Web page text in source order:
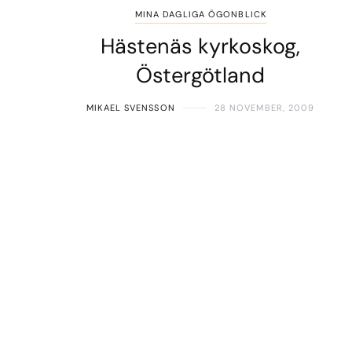
MINA DAGLIGA ÖGONBLICK
Hästenäs kyrkoskog,
Östergötland
MIKAEL SVENSSON 28 NOVEMBER, 2009